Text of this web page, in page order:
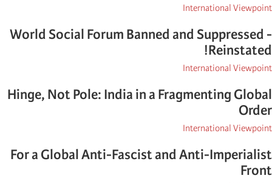
International Viewpoint
World Social Forum Banned and Suppressed -
Reinstated!
International Viewpoint
Hinge, Not Pole: India in a Fragmenting Global
Order
International Viewpoint
For a Global Anti-Fascist and Anti-Imperialist
Front